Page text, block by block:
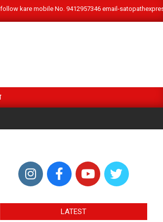
kare mobile No. 9412957346 email-
LATEST